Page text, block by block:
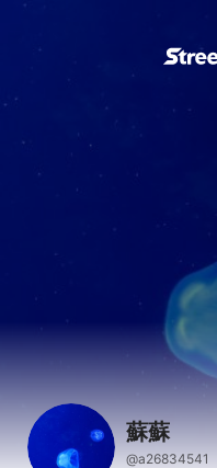
蘇蘇
@a26834541